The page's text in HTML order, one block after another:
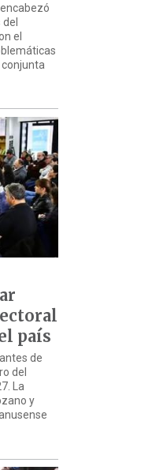
del
el
país
de
del
La
y